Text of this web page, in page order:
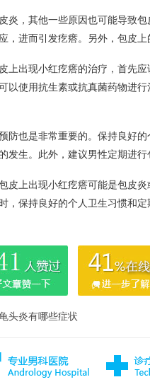
炎，其他一些原因也可能导致
，进而引发疙瘩。另外，包皮
上出现小红疙瘩的治疗，首先
以使用抗生素或抗真菌药物进
防也是非常重要的。保持良好
发生。此外，建议男性定期进行
皮上出现小红疙瘩可能是包皮
，保持良好的个人卫生习惯和
头炎有哪些症状